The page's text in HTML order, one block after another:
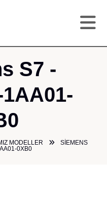
S7 -
MODELLER
SIEMENS
0XB0